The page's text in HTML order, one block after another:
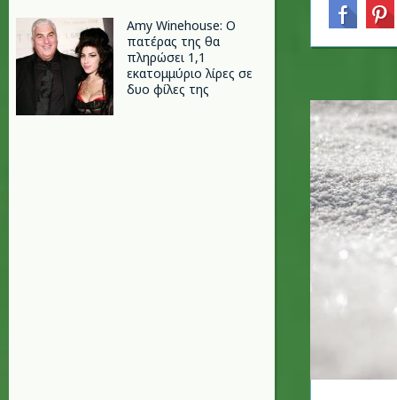
Amy Winehouse: Ο
πατέρας της θα
πληρώσει 1,1
εκατομμύριο λίρες σε
δυο φίλες της